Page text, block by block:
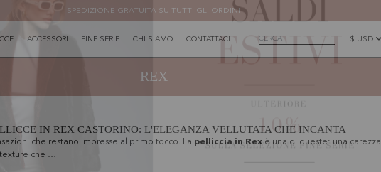
SPEDIZIONE GRATUITA SU TUTTI GLI ORDINI
ACCESSORI FINE SERIE CHI SIAMO CONTATTACI $ USD
REX
IN REX CASTORINO: L'ELEGANZA VELLUTATA CHE INCANTA
che restano impresse al primo tocco. La pelliccia in Rexè una di queste: una carezza
che …